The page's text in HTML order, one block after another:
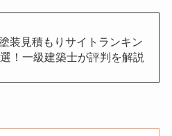
装見積もりサイトランキン
！一級建築士が評判を解説